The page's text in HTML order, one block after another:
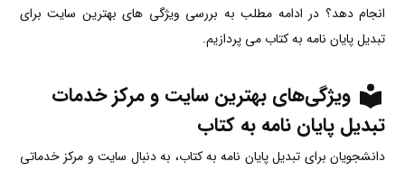
انجام دهد؟ در ادامه مطلب به بررسی ویژگی های بهترین سایت برای
تبدیل پایان نامه به کتاب می پردازیم.
ویژگی‌های بهترین سایت و مرکز خدمات
تبدیل پایان نامه به کتاب
دانشجویان برای تبدیل پایان نامه به کتاب، به دنبال سایت و مرکز خدماتی